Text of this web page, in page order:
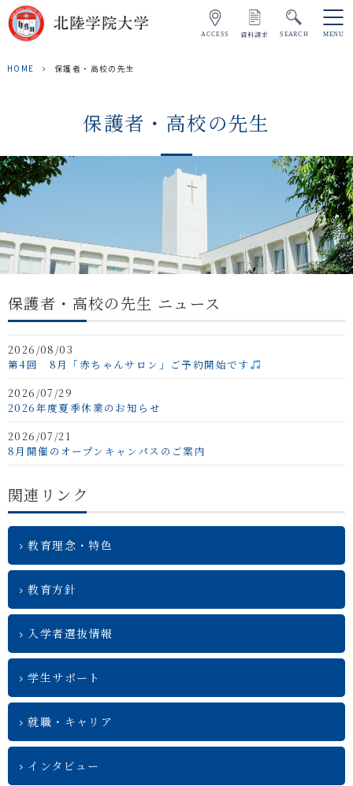
ACCESS 資料請求 SEARCH MENU
HOME 保護者・高校の先生
保護者・高校の先生
保護者・高校の先生 ニュース
2026/08/03
第4回 8月「赤ちゃんサロン」ご予約開始です
2026/07/29
2026年度夏季休業のお知らせ
2026/07/21
8月開催のオープンキャンパスのご案内
関連リンク
教育理念・特色
教育方針
入学者選抜情報
学生サポート
就職・キャリア
インタビュー